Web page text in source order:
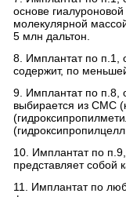
основе
молекулярной
5 млн дальтон.
8. Имплантат по п.1,
содержит, по
9. Имплантат по п.8,
выбирается из
10. Имплантат по
представляет собой
11. Имплантат по